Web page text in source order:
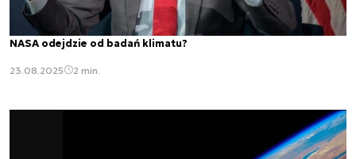
NASA odejdzie od badań klimatu?
23.08.2025 2 min.